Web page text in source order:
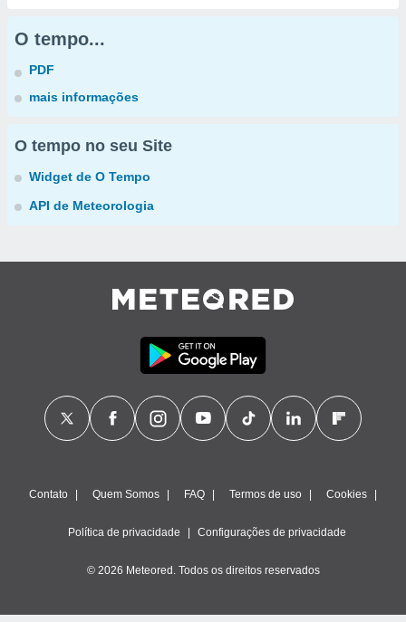
O tempo...
PDF
mais informações
O tempo no seu Site
Widget de O Tempo
API de Meteorologia
Contato Quem Somos FAQ Termos de uso Cookies
Política de privacidade Configurações de privacidade
© 2026 Meteored. Todos os direitos reservados